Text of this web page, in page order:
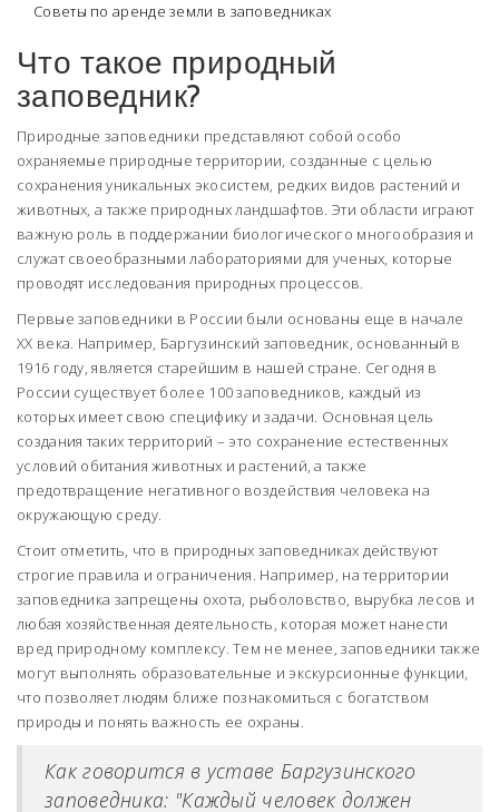
Советы по аренде земли в заповедниках
Что такое природный
заповедник?
Природные заповедники представляют собой особо
охраняемые природные территории, созданные с целью
сохранения уникальных экосистем, редких видов растений и
животных, а также природных ландшафтов. Эти области играют
важную роль в поддержании биологического многообразия и
служат своеобразными лабораториями для ученых, которые
проводят исследования природных процессов.
Первые заповедники в России были основаны еще в начале
XX века. Например, Баргузинский заповедник, основанный в
1916 году, является старейшим в нашей стране. Сегодня в
России существует более 100 заповедников, каждый из
которых имеет свою специфику и задачи. Основная цель
создания таких территорий – это сохранение естественных
условий обитания животных и растений, а также
предотвращение негативного воздействия человека на
окружающую среду.
Стоит отметить, что в природных заповедниках действуют
строгие правила и ограничения. Например, на территории
заповедника запрещены охота, рыболовство, вырубка лесов и
любая хозяйственная деятельность, которая может нанести
вред природному комплексу. Тем не менее, заповедники также
могут выполнять образовательные и экскурсионные функции,
что позволяет людям ближе познакомиться с богатством
природы и понять важность ее охраны.
Как говорится в уставе Баргузинского
заповедника: "Каждый человек должен